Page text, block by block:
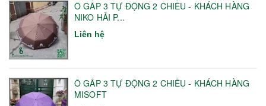
Ô GẤP 3 TỰ ĐỘNG 2 CHIỀU - KHÁCH HÀNG
NIKO HẢI P...
Liên hệ
Ô GẤP 3 TỰ ĐỘNG 2 CHIỀU - KHÁCH HÀNG
MISOFT